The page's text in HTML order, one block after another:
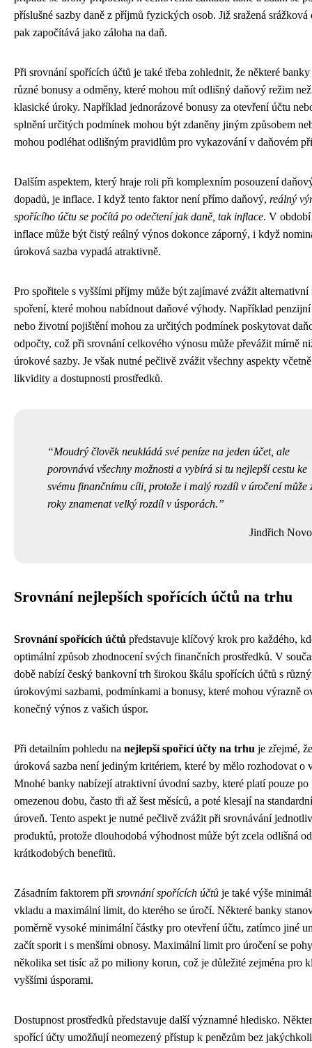
příslušné sazby daně z příjmů fyzických osob. Již sražená srážková
pak započítává jako záloha na daň.
Při srovnání spořících účtů je také třeba zohlednit, že některé
různé bonusy a odměny, které mohou mít odlišný daňový režim než
klasické úroky. Například jednorázové bonusy za otevření účtu
splnění určitých podmínek mohou být zdaněny jiným způsobem
mohou podléhat odlišným pravidlům pro vykazování v daňovém
Dalším aspektem, který hraje roli při komplexním posouzení
dopadů, je inflace. I když tento faktor není přímo daňový, reálný
spořícího účtu se počítá po odečtení jak daně, tak inflace. V
inflace může být čistý reálný výnos dokonce záporný, i když
úroková sazba vypadá atraktivně.
Pro spořitele s vyššími příjmy může být zajímavé zvážit
spoření, které mohou nabídnout daňové výhody. Například
nebo životní pojištění mohou za určitých podmínek poskytovat
odpočty, což při srovnání celkového výnosu může převážit mírně
úrokové sazby. Je však nutné pečlivě zvážit všechny aspekty včetně
likvidity a dostupnosti prostředků.
Moudrý člověk neukládá své peníze na jeden účet, ale
porovnává všechny možnosti a vybírá si tu nejlepší cestu ke
svému finančnímu cíli, protože i malý rozdíl v úročení může
roky znamenat velký rozdíl v úsporách.
Jindřich
Srovnání nejlepších spořících účtů na trhu
Srovnání spořících účtů představuje klíčový krok pro každého,
optimální způsob zhodnocení svých finančních prostředků. V
době nabízí český bankovní trh širokou škálu spořících účtů s
úrokovými sazbami, podmínkami a bonusy, které mohou výrazně
konečný výnos z vašich úspor.
Při detailním pohledu na nejlepší spořící účty na trhu je zřejmé, že
úroková sazba není jediným kritériem, které by mělo rozhodovat o
Mnohé banky nabízejí atraktivní úvodní sazby, které platí pouze po
omezenou dobu, často tři až šest měsíců, a poté klesají na standardní
úroveň. Tento aspekt je nutné pečlivě zvážit při srovnávání
produktů, protože dlouhodobá výhodnost může být zcela odlišná od
krátkodobých benefitů.
Zásadním faktorem při srovnání spořících účtů je také výše
vkladu a maximální limit, do kterého se úročí. Některé banky
poměrně vysoké minimální částky pro otevření účtu, zatímco jiné
začít sporit i s menšími obnosy. Maximální limit pro úročení se
několika set tisíc až po miliony korun, což je důležité zejména pro
vyššími úsporami.
Dostupnost prostředků představuje další významné hledisko.
spořící účty umožňují neomezený přístup k penězům bez